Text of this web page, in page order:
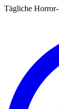
Tägliche